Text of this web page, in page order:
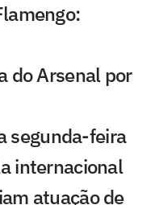
do Arsenal por
segunda-feira
internacional
atuação de